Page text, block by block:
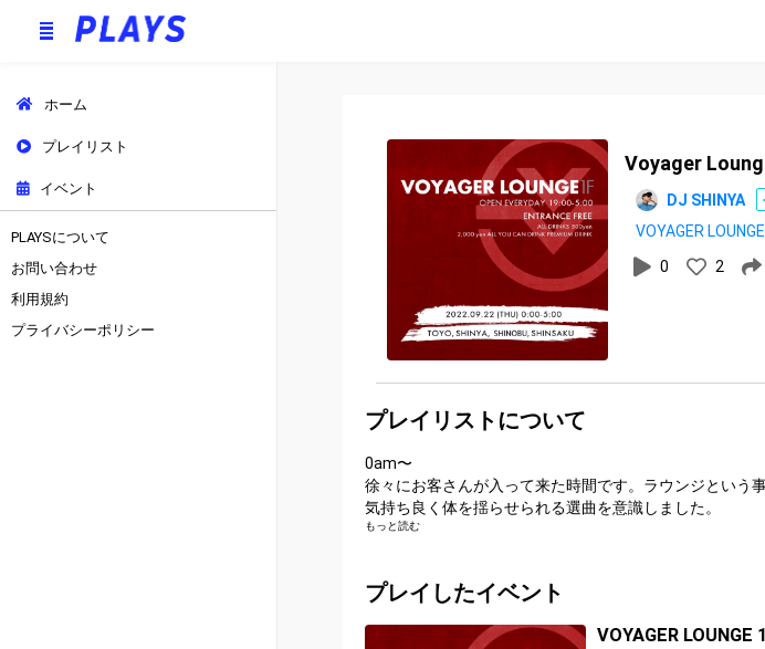
ホーム
プレイリスト
イベント
PLAYSについて
お問い合わせ
利用規約
プライバシーポリシー
Voyager
DJ SHINYA
VOYAGER
0
2
プレイリストについて
0am〜
徐々にお客さんが入って来た時間です。ラウンジという
気持ち良く体を揺らせられる選曲を意識しました。
もっと読む
プレイしたイベント
VOYAGER LOUNGE